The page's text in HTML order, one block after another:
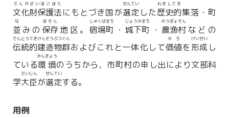
文化財保護法
ぶんかざいほごほう
にもとづき国が選定
せんてい
した歴史的
れきしてき
集落・町
並
な
みの 保存
ほぞん
地区。 宿場町
しゅくばまち
・ 城下町
じょうかまち
・ 農漁村
のうぎょそん
などの
伝統的建造物群
でんとうてきけんぞうぶつぐん
およびこれと一体化して価値
かち
を 形成
けいせい
し
ている環境
かんきょう
のうちから，市町村の申し出により文部科
学大臣
だいじん
が選定
せんてい
する。
用例